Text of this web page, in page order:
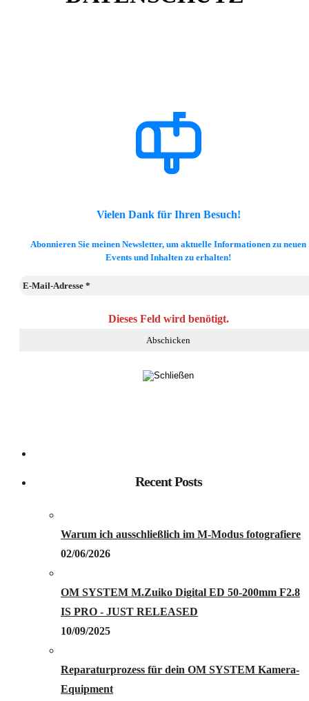
Vielen Dank für Ihren Besuch!
Abonnieren Sie meinen Newsletter, um aktuelle Informationen zu neuen
Events und Inhalten zu erhalten!
Dieses Feld wird benötigt.
Recent Posts
Warum ich ausschließlich im M-Modus fotografiere
02/06/2026
OM SYSTEM M.Zuiko Digital ED 50-200mm F2.8
IS PRO - JUST RELEASED
10/09/2025
Reparaturprozess für dein OM SYSTEM Kamera-
Equipment